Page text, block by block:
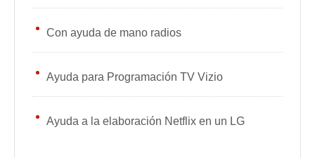
Con ayuda de mano radios
Ayuda para Programación TV Vizio
Ayuda a la elaboración Netflix en un LG